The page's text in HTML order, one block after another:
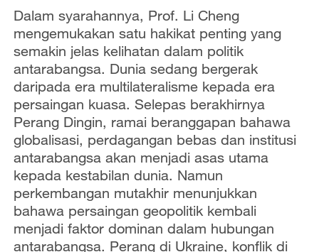
Dalam syarahannya, Prof. Li Cheng
mengemukakan satu hakikat penting yang
semakin jelas kelihatan dalam politik
antarabangsa. Dunia sedang bergerak
daripada era multilateralisme kepada era
persaingan kuasa. Selepas berakhirnya
Perang Dingin, ramai beranggapan bahawa
globalisasi, perdagangan bebas dan institusi
antarabangsa akan menjadi asas utama
kepada kestabilan dunia. Namun
perkembangan mutakhir menunjukkan
bahawa persaingan geopolitik kembali
menjadi faktor dominan dalam hubungan
antarabangsa. Perang di Ukraine, konflik di